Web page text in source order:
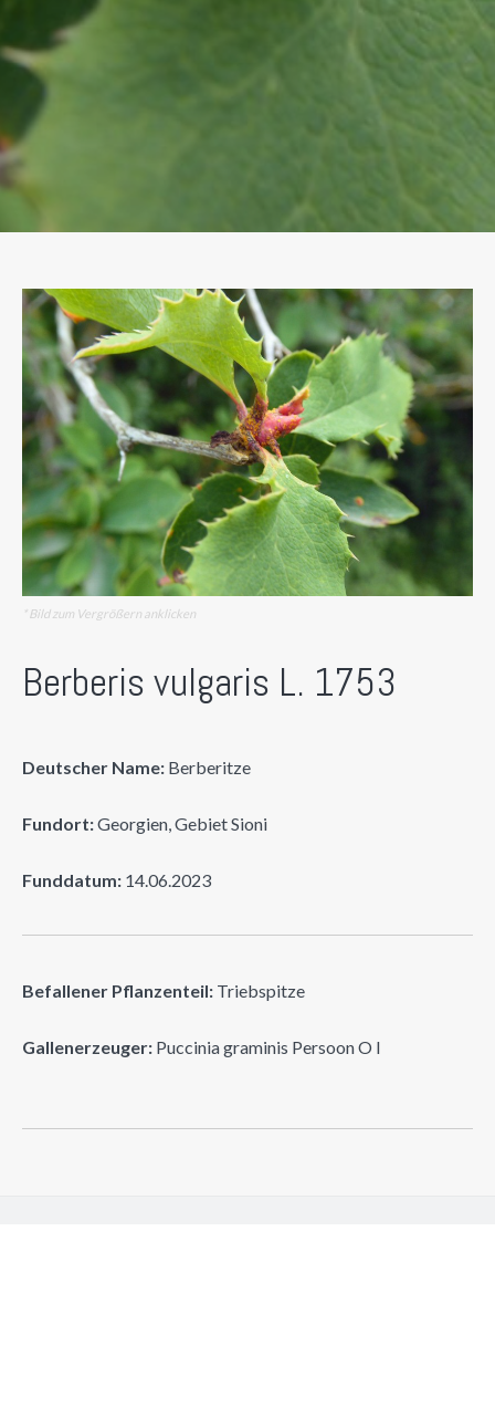
* Bild zum Vergrößern anklicken
Berberis vulgaris L. 1753
Deutscher Name: Berberitze
Fundort:Georgien, Gebiet Sioni
Funddatum: 14.06.2023
Befallener Pflanzenteil: Triebspitze
Gallenerzeuger: Puccinia graminis Persoon O I